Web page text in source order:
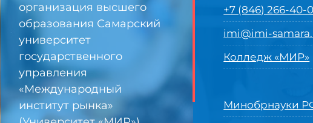
организация высшего
образования Самарский
университет
государственного
управления
«Международный
институт рынка»
+7 (846) 266-40-
imi@imi-
Колледж «МИР»
Минобрнауки